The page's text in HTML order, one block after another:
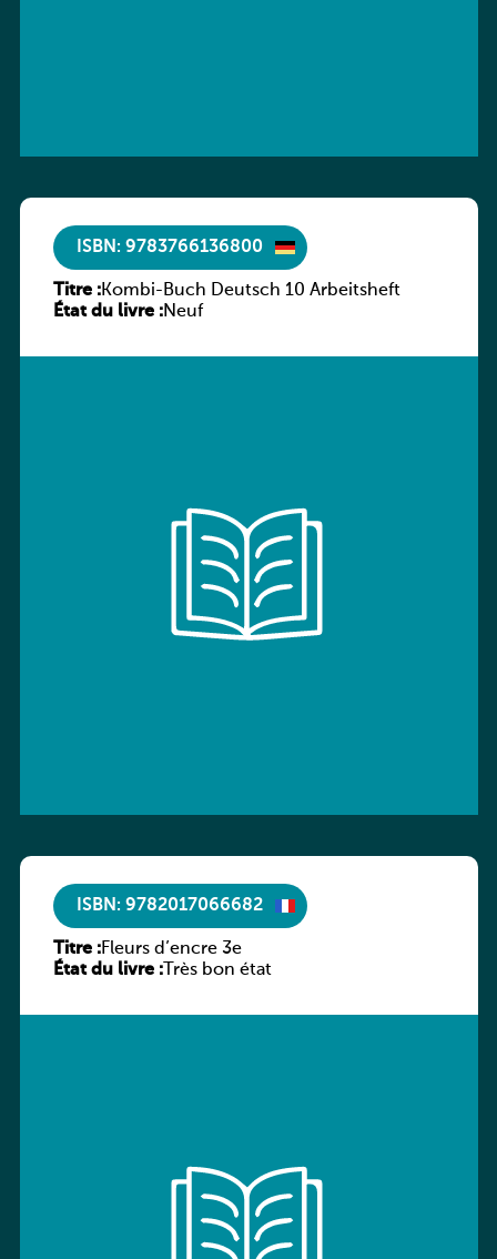
ISBN: 9783766136800
Titre :Kombi-Buch Deutsch 10 Arbeitsheft
État du livre :Neuf
ISBN: 9782017066682
Titre :Fleurs d’encre 3e
État du livre :Très bon état